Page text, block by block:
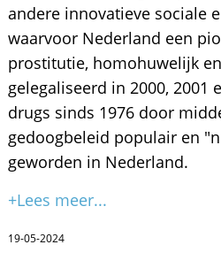
andere innovatieve sociale
waarvoor Nederland een
prostitutie, homohuwelijk
gelegaliseerd in 2000, 2001
drugs sinds 1976 door
gedoogbeleid populair en
geworden in Nederland.
+Lees meer...
19-05-2024